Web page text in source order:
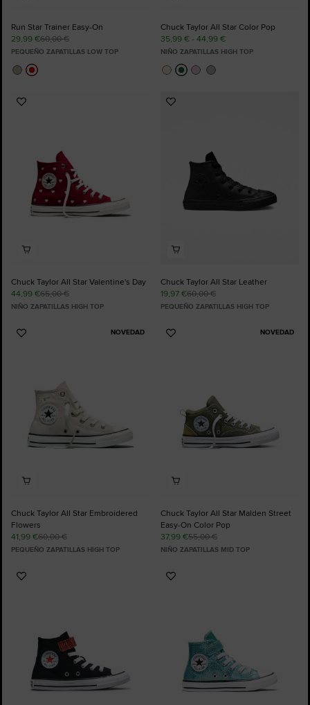
Run Star Trainer Easy-On
29,99 €60,00 €
PEQUEÑO ZAPATILLAS LOW TOP
Chuck Taylor All Star Color Pop
35,99 € - 44,99 €
NIÑO ZAPATILLAS HIGH TOP
Añadir
Chuck Taylor All Star Valentine's Day
44,99 €65,00 €
NIÑO ZAPATILLAS HIGH TOP
Añadir
Chuck Taylor All Star Leather
19,97 €60,00 €
PEQUEÑO ZAPATILLAS HIGH TOP
NOVEDAD
Añadir
Chuck Taylor All Star Embroidered
Flowers
41,99 €60,00 €
PEQUEÑO ZAPATILLAS HIGH TOP
NOVEDAD
Añadir
Chuck Taylor All Star Malden Street
Easy-On Color Pop
37,99 €55,00 €
NIÑO ZAPATILLAS MID TOP
Añadir
Añadir